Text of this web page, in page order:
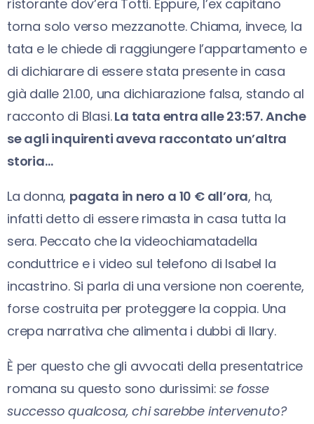
ristorante dov’era Totti. Eppure, l’ex capitano
torna solo verso mezzanotte. Chiama, invece, la
tata e le chiede di raggiungere l’appartamento e
di dichiarare di essere stata presente in casa
già dalle 21.00, una dichiarazione falsa, stando al
racconto di Blasi.La tata entra alle 23:57. Anche
se agli inquirenti aveva raccontato un’altra
storia…
La donna, pagata in nero a 10 € all’ora, ha,
infatti detto di essere rimasta in casa tutta la
sera. Peccato che la videochiamatadella
conduttrice e i video sul telefono di Isabel la
incastrino. Si parla di una versione non coerente,
forse costruita per proteggere la coppia. Una
crepa narrativa che alimenta i dubbi di Ilary.
È per questo che gli avvocati della presentatrice
romana su questo sono durissimi:se fosse
successo qualcosa, chi sarebbe intervenuto?